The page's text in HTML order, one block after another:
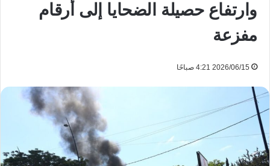
وارتفاع حصيلة الضحايا إلى أرقام
مفزعة
2026/06/15 4:21 صباحًا